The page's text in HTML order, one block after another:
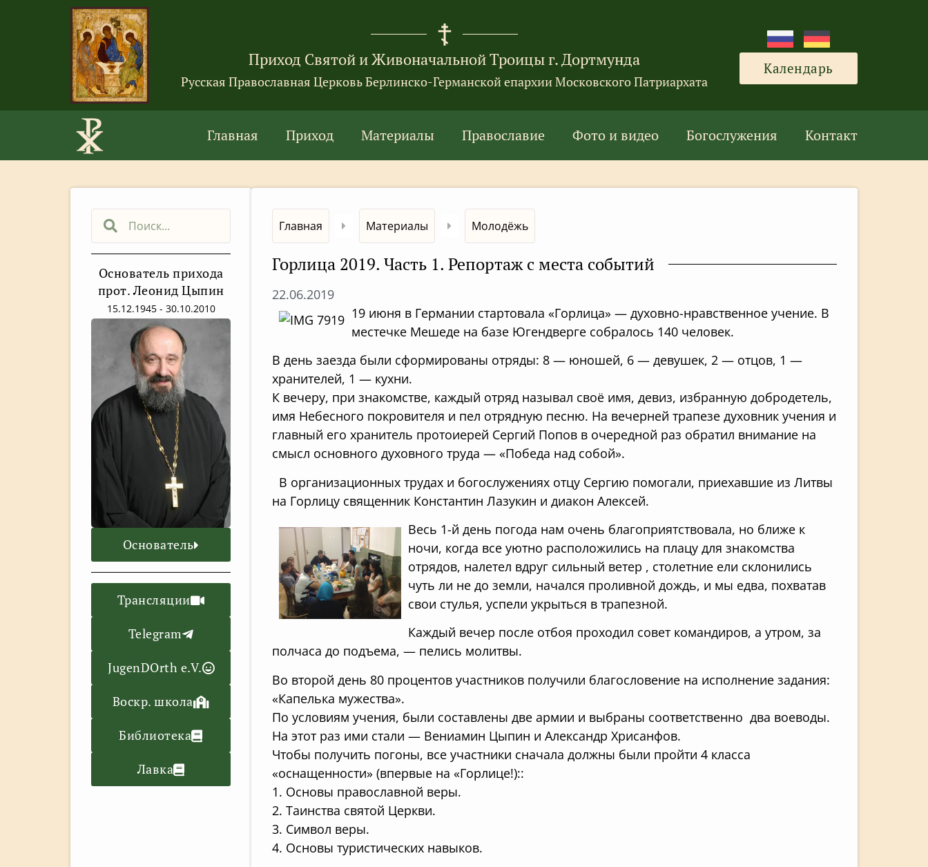
Приход Святой и Живоначальной Троицы г. Дортмунда
Русская Православная Церковь Берлинско-Германской епархии Московского Патриархата
Календарь
Главная Приход Материалы Православие Фото и видео Богослужения Контакт
Основатель прихода
прот. Леонид Цыпин
15.12.1945 - 30.10.2010
Основатель
Трансляции
Telegram
JugenDOrth e.V.
Воскр. школа
Библиотека
Лавка
Главная Материалы Молодёжь
Горлица 2019. Часть 1. Репортаж с места событий
22.06.2019
19 июня в Германии стартовала «Горлица» — духовно-нравственное учение. В
местечке Мешеде на базе Югендверге собралось 140 человек.
В день заезда были сформированы отряды: 8 — юношей, 6 — девушек, 2 — отцов, 1 —
хранителей, 1 — кухни.
К вечеру, при знакомстве, каждый отряд называл своё имя, девиз, избранную добродетель,
имя Небесного покровителя и пел отрядную песню. На вечерней трапезе духовник учения и
главный его хранитель протоиерей Сергий Попов в очередной раз обратил внимание на
смысл основного духовного труда — «Победа над собой».
В организационных трудах и богослужениях отцу Сергию помогали, приехавшие из Литвы
на Горлицу священник Константин Лазукин и диакон Алексей.
Весь 1-й день погода нам очень благоприятствовала, но ближе к
ночи, когда все уютно расположились на плацу для знакомства
отрядов, налетел вдруг сильный ветер , столетние ели склонились
чуть ли не до земли, начался проливной дождь, и мы едва, похватав
свои стулья, успели укрыться в трапезной.
Каждый вечер после отбоя проходил совет командиров, а утром, за
полчаса до подъема, — пелись молитвы.
Во второй день 80 процентов участников получили благословение на исполнение задания:
«Капелька мужества».
По условиям учения, были составлены две армии и выбраны соответственно два воеводы.
На этот раз ими стали — Вениамин Цыпин и Александр Хрисанфов.
Чтобы получить погоны, все участники сначала должны были пройти 4 класса
«оснащенности» (впервые на «Горлице!)::
1. Основы православной веры.
2. Таинства святой Церкви.
3. Символ веры.
4. Основы туристических навыков.